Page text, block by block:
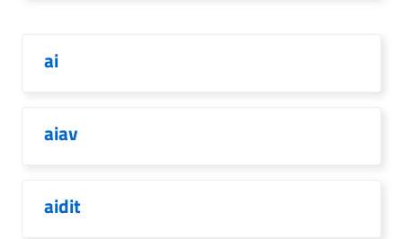
ai
aiav
aidit